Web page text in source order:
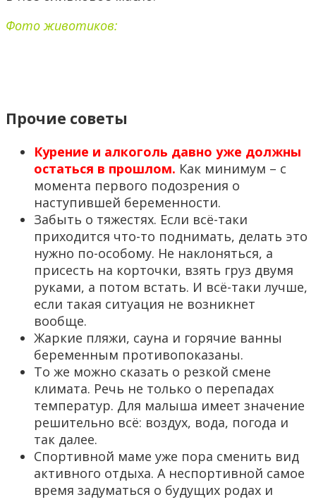
Фото животиков:
Прочие советы
Курение и алкоголь давно уже должны
остаться в прошлом. Как минимум – с
момента первого подозрения о
наступившей беременности.
Забыть о тяжестях. Если всё-таки
приходится что-то поднимать, делать это
нужно по-особому. Не наклоняться, а
присесть на корточки, взять груз двумя
руками, а потом встать. И всё-таки лучше,
если такая ситуация не возникнет
вообще.
Жаркие пляжи, сауна и горячие ванны
беременным противопоказаны.
То же можно сказать о резкой смене
климата. Речь не только о перепадах
температур. Для малыша имеет значение
решительно всё: воздух, вода, погода и
так далее.
Спортивной маме уже пора сменить вид
активного отдыха. А неспортивной самое
время задуматься о будущих родах и